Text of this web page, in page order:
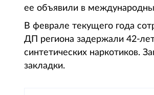
ее объявили в
В феврале текущего года
ДП региона задержали 42-
синтетических наркотиков.
закладки.